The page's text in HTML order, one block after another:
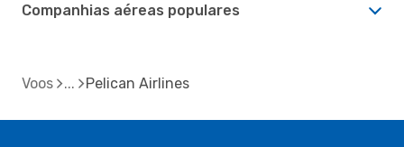
Companhias aéreas populares
Voos Pelican Airlines